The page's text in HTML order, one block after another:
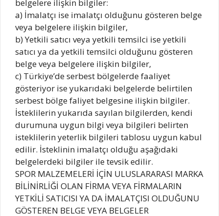
belgelere ilişkin bilgiler:
a) İmalatçı ise imalatçı olduğunu gösteren belge
veya belgelere ilişkin bilgiler,
b) Yetkili satıcı veya yetkili temsilci ise yetkili
satıcı ya da yetkili temsilci olduğunu gösteren
belge veya belgelere ilişkin bilgiler,
c) Türkiye’de serbest bölgelerde faaliyet
gösteriyor ise yukarıdaki belgelerde belirtilen
serbest bölge faliyet belgesine ilişkin bilgiler.
İsteklilerin yukarıda sayılan bilgilerden, kendi
durumuna uygun bilgi veya bilgileri belirten
isteklilerin yeterlik bilgileri tablosu uygun kabul
edilir. İsteklinin imalatçı olduğu aşağıdaki
belgelerdeki bilgiler ile tevsik edilir.
SPOR MALZEMELERİ İÇİN ULUSLARARASI MARKA
BİLİNİRLİĞİ OLAN FİRMA VEYA FİRMALARIN
YETKİLİ SATICISI YA DA İMALATÇISI OLDUĞUNU
GÖSTEREN BELGE VEYA BELGELER